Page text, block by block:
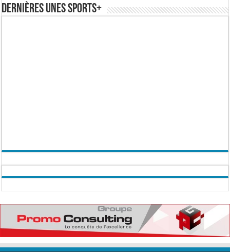
Dernières Unes Sports+